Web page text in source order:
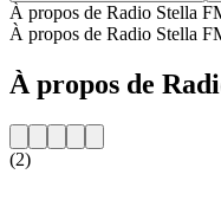
À propos de Radio Stella
À propos de Radio Stella
À propos de
(2)